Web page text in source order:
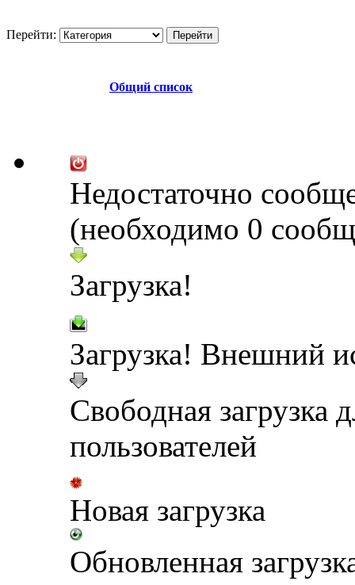
Перейти:
Общий список
Недостаточно
(необходимо 0
Загрузка!
Загрузка! Внешний
Свободная загрузка
пользователей
Новая загрузка
Обновленная